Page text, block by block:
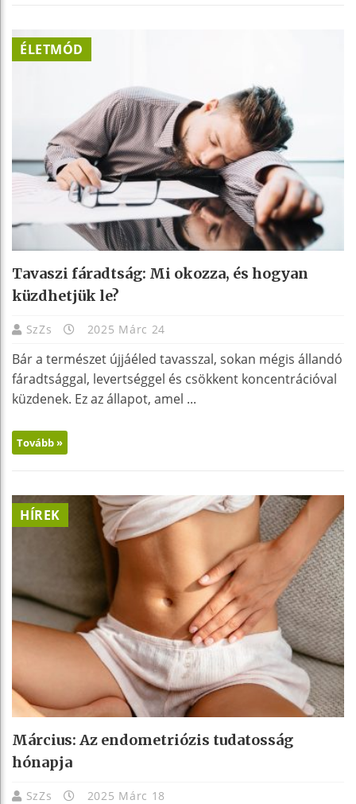
ÉLETMÓD
Tavaszi fáradtság: Mi okozza, és hogyan
küzdhetjük le?
SzZs 2025 Márc 24
Bár a természet újjáéled tavasszal, sokan mégis állandó
fáradtsággal, levertséggel és csökkent koncentrációval
küzdenek. Ez az állapot, amel ...
Tovább »
HÍREK
Március: Az endometriózis tudatosság
hónapja
SzZs 2025 Márc 18